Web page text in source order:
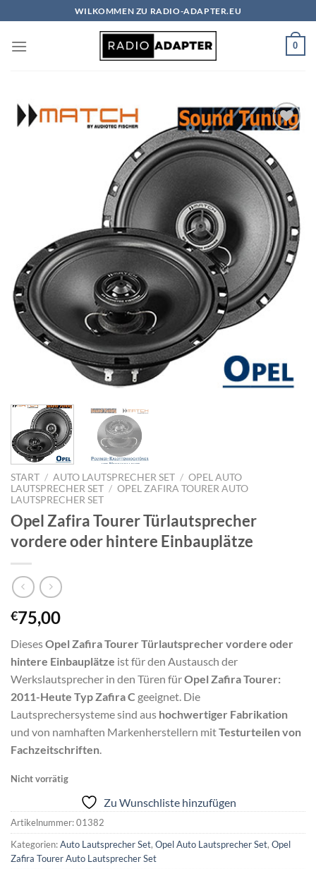
Inhalt
springen
WILKOMMEN ZU RADIO-ADAPTER.EU
0
Wunschliste
hinzufügen
START / AUTO LAUTSPRECHER SET / OPEL AUTO
LAUTSPRECHER SET / OPEL ZAFIRA TOURER AUTO
LAUTSPRECHER SET
Opel Zafira Tourer Türlautsprecher
vordere oder hintere Einbauplätze
€75,00
DiesesOpel Zafira Tourer Türlautsprecher vordere oder
hintere Einbauplätze ist für den Austausch der
Werkslautsprecher in den Türen fürOpel Zafira Tourer:
2011-Heute Typ Zafira C geeignet. Die
Lautsprechersysteme sind aus hochwertiger Fabrikation
und von namhaften Markenherstellern mitTesturteilen von
Fachzeitschriften.
Nicht vorrätig
Zu Wunschliste hinzufügen
Artikelnummer:01382
Kategorien:Auto Lautsprecher Set, Opel Auto Lautsprecher Set, Opel
Zafira Tourer Auto Lautsprecher Set